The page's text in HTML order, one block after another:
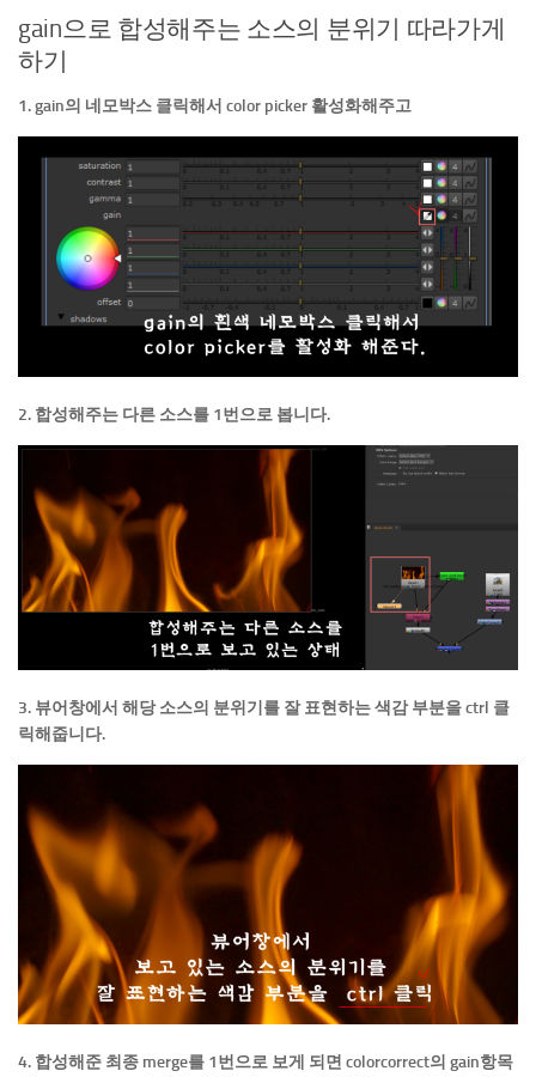
gain으로 합성해주는 소스의 분위기 따라가게
하기
1. gain의 네모박스 클릭해서 color picker 활성화해주고
2. 합성해주는 다른 소스를 1번으로 봅니다.
3. 뷰어창에서 해당 소스의 분위기를 잘 표현하는 색감 부분을 ctrl 클
릭해줍니다.
4. 합성해준 최종 merge를 1번으로 보게 되면 colorcorrect의 gain항목